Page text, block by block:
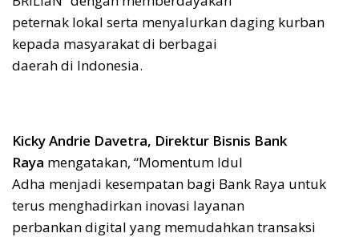
peternak lokal serta menyalurkan daging kurban
kepada masyarakat di berbagai
daerah di Indonesia.
Kicky Andrie Davetra, Direktur Bisnis Bank
Raya mengatakan, “Momentum Idul
Adha menjadi kesempatan bagi Bank Raya untuk
terus menghadirkan inovasi layanan
perbankan digital yang memudahkan transaksi